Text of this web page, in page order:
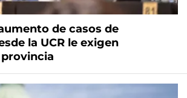
de casos de
la UCR le exigen